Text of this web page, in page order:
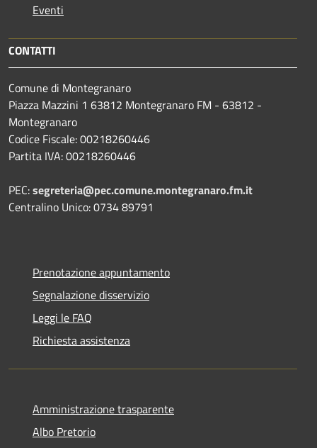
Eventi
CONTATTI
Comune di Montegranaro
Piazza Mazzini 1 63812 Montegranaro FM - 63812 -
Montegranaro
Codice Fiscale: 00218260446
Partita IVA: 00218260446
PEC:segreteria@pec.comune.montegranaro.fm.it
Centralino Unico: 0734 89791
Prenotazione appuntamento
Segnalazione disservizio
Leggi le FAQ
Richiesta assistenza
Amministrazione trasparente
Albo Pretorio